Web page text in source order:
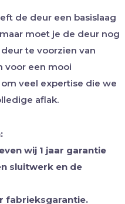
de deur een basislaag
moet je de deur nog
te voorzien van
voor een mooi
veel expertise die we
aflak.
wij 1 jaar garantie
sluitwerk en de
fabrieksgarantie.